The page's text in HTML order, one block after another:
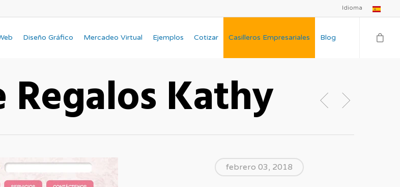
Idioma
Diseño Gráfico Mercadeo Virtual Ejemplos Cotizar Casilleros Empresariales Blog
Kathy
febrero 03, 2018